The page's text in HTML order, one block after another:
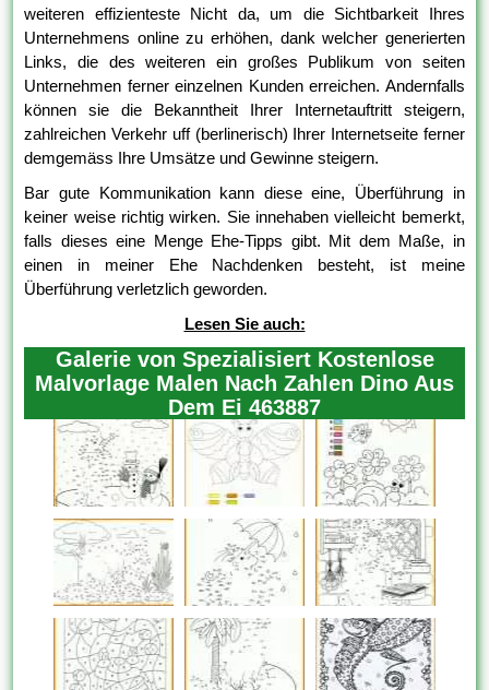
weiteren effizienteste Nicht da, um die Sichtbarkeit Ihres
Unternehmens online zu erhöhen, dank welcher generierten
Links, die des weiteren ein großes Publikum von seiten
Unternehmen ferner einzelnen Kunden erreichen. Andernfalls
können sie die Bekanntheit Ihrer Internetauftritt steigern,
zahlreichen Verkehr uff (berlinerisch) Ihrer Internetseite ferner
demgemäss Ihre Umsätze und Gewinne steigern.
Bar gute Kommunikation kann diese eine, Überführung in
keiner weise richtig wirken. Sie innehaben vielleicht bemerkt,
falls dieses eine Menge Ehe-Tipps gibt. Mit dem Maße, in
einen in meiner Ehe Nachdenken besteht, ist meine
Überführung verletzlich geworden.
Lesen Sie auch:
Galerie von Spezialisiert Kostenlose
Malvorlage Malen Nach Zahlen Dino Aus
Dem Ei 463887